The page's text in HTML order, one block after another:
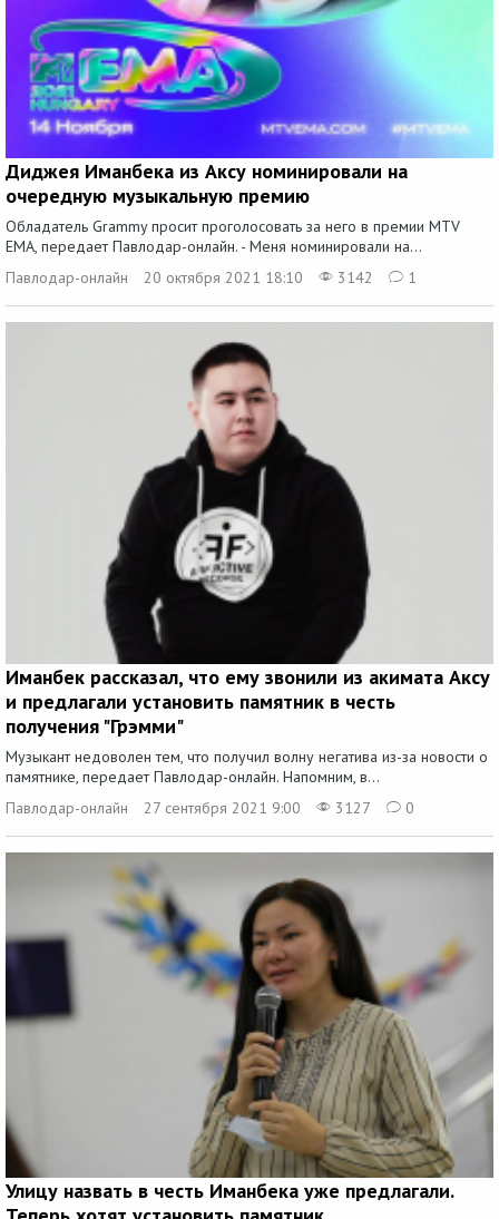
Диджея Иманбека из Аксу номинировали на
очередную музыкальную премию
Обладатель Grammy просит проголосовать за него в премии MTV
EMA, передает Павлодар-онлайн. - Меня номинировали на...
Павлодар-онлайн
20 октября 2021 18:10 3142 1
Иманбек рассказал, что ему звонили из акимата Аксу
и предлагали установить памятник в честь
получения "Грэмми"
Музыкант недоволен тем, что получил волну негатива из-за новости о
памятнике, передает Павлодар-онлайн. Напомним, в...
Павлодар-онлайн
27 сентября 2021 9:00 3127 0
Улицу назвать в честь Иманбека уже предлагали.